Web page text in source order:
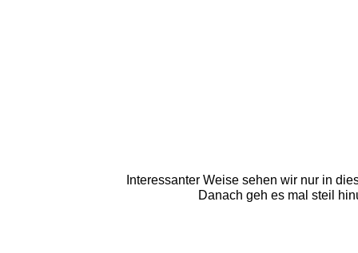
Interessanter Weise sehen wir nur in
Danach geh es mal steil